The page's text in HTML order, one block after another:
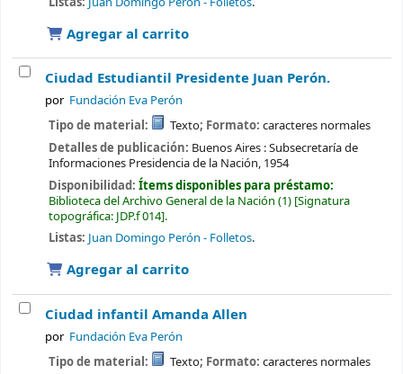
Agregar al carrito
Ciudad Estudiantil Presidente Juan Perón.
por Fundación Eva Perón
Tipo de material: Texto; Formato:caracteres normales
Detalles de publicación: Buenos Aires :Subsecretaría de
Informaciones Presidencia de la Nación, 1954
Disponibilidad: Ítems disponibles para préstamo:
Biblioteca del Archivo General de la Nación (1) Signatura
topográfica: JDP.f 014 .
Listas: Juan Domingo Perón - Folletos.
Agregar al carrito
Ciudad infantil Amanda Allen
por Fundación Eva Perón
Tipo de material: Texto; Formato:caracteres normales